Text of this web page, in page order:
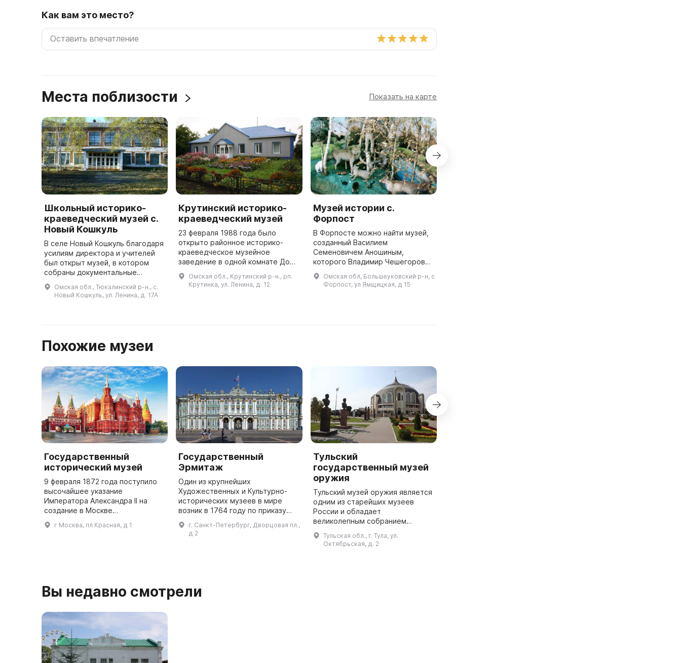
Как вам это место?
Места поблизости Показать на карте
Школьный историко-
краеведческий музей с.
Новый Кошкуль
В селе Новый Кошкуль благодаря
усилиям директора и учителей
был открыт музей, в котором
собраны документальные
материалы, архивные данные, а
также воспоминания о процессе
формирования села, природе кр
Омская обл., Тюкалинский р-н., с.
Новый Кошкуль, ул. Ленина, д. 17А
Крутинский историко-
краеведческий музей
23 февраля 1988 года было
открыто районное историко-
краеведческое музейное
заведение в одной комнате Дома
пионеров. Через девять лет, по
инициативе главы Крутинского
муниципального района Василия
Омская обл., Крутинский р-н., рп.
Крутинка, ул. Ленина, д. 12
Музей истории с.
Форпост
В Форпосте можно найти музей,
созданный Василием
Семеновичем Аношиным,
которого Владимир Чешегоров
называл «Дон-Кихотом» из
Большеречья. Он принял участие
в создании филиала областного
Омская обл, Большеуковский р-н, с
Форпост, ул Ямщицкая, д 15
Похожие музеи
Государственный
исторический музей
9 февраля 1872 года поступило
высочайшее указание
Императора Александра II на
создание в Москве
Исторического музея имени
Цесаревича Александра
г Москва, пл Красная, д 1
Государственный
Эрмитаж
Один из крупнейших
Художественных и Культурно-
исторических музеев в мире
возник в 1764 году по приказу
императрицы Екатерины II, как
частное собрание. Музей был
открыт для посещения в 1852
г. Санкт-Петербург, Дворцовая пл.,
д 2
Тульский
государственный музей
оружия
Тульский музей оружия является
одним из старейших музеев
России и обладает
великолепным собранием
огнестрельного и холодного
оружия отечественного и
зарубежного производства. Он
Тульская обл., г. Тула, ул.
Октябрьская, д. 2
Вы недавно смотрели